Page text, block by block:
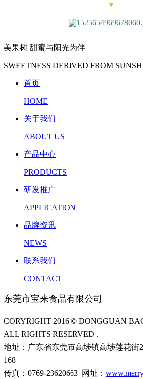
▼
美果树|甜蜜与阳光为伴
SWEETNESS DERIVED FROM
首页
HOME
关于我们
ABOUT US
产品中心
PRODUCTS
研发推广
APPLICATION
品牌资讯
NEWS
联系我们
CONTACT
东莞市宝来食品有限公司
CORYRIGHT 2016 © DONGGUAN
ALL RIGHTS RESERVED .
地址：广东省东莞市高埗镇高埗莲花街
168
传真：0769-23620663 网址：